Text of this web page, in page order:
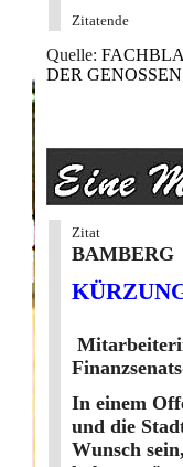
Zitatende
Quelle:
DER
Zitat
BAMBERG
In einem
und die
Wunsch